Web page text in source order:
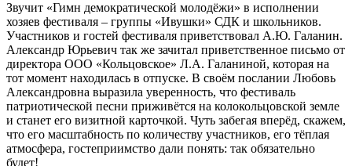
Звучит «Гимн демократической молодёжи» в исполнении
хозяев фестиваля – группы «Ивушки» СДК и школьников.
Участников и гостей фестиваля приветствовал А.Ю. Галанин.
Александр Юрьевич так же зачитал приветственное письмо от
директора ООО «Кольцовское» Л.А. Галаниной, которая на
тот момент находилась в отпуске. В своём послании Любовь
Александровна выразила уверенность, что фестиваль
патриотической песни приживётся на колокольцовской земле
и станет его визитной карточкой. Чуть забегая вперёд, скажем,
что его масштабность по количеству участников, его тёплая
атмосфера, гостеприимство дали понять: так обязательно
будет!